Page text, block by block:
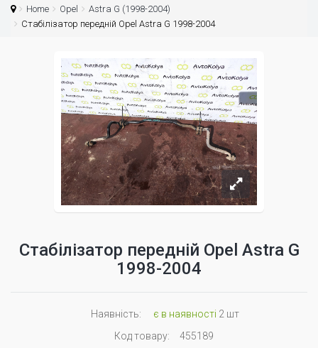
Home Opel
Astra G (1998-2004)
Стабілізатор передній Opel Astra G 1998-2004
Стабілізатор передній Opel Astra G
1998-2004
Наявність: є в наявності 2 шт
Код товару:
455189